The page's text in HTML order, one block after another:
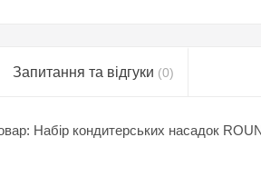
Запитання та відгуки (0)
Набір кондитерських насадок